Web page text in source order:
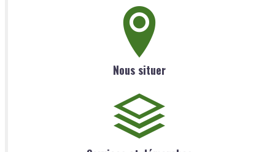
Nous situer